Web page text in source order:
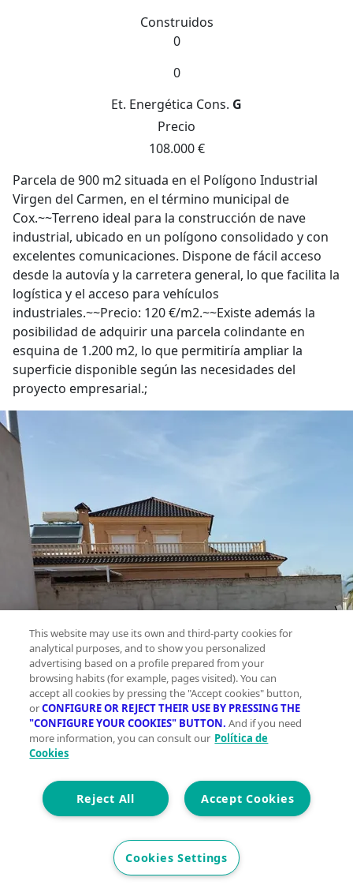
Construidos
0
0
Et. Energética Cons. G
Precio
108.000 €
Parcela de 900 m2 situada en el Polígono Industrial
Virgen del Carmen, en el término municipal de
Cox.~~Terreno ideal para la construcción de nave
industrial, ubicado en un polígono consolidado y con
excelentes comunicaciones. Dispone de fácil acceso
desde la autovía y la carretera general, lo que facilita la
logística y el acceso para vehículos
industriales.~~Precio: 120 €/m2.~~Existe además la
posibilidad de adquirir una parcela colindante en
esquina de 1.200 m2, lo que permitiría ampliar la
superficie disponible según las necesidades del
proyecto empresarial.;
This website may use its own and third-party cookies for
analytical purposes, and to show you personalized
advertising based on a profile prepared from your
browsing habits (for example, pages visited). You can
accept all cookies by pressing the "Accept cookies" button,
orCONFIGURE OR REJECT THEIR USE BY PRESSING THE
"CONFIGURE YOUR COOKIES" BUTTON. And if you need
more information, you can consult our Política de
Cookies
Accept Cookies
Reject All
Cookies Settings